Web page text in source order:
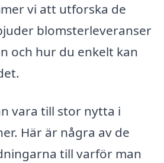
vi att utforska de
blomsterleveranser
och hur du enkelt kan
vara till stor nytta i
Här är några av de
till varför man